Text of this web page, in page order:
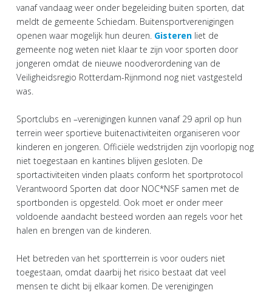
vanaf vandaag weer onder begeleiding buiten sporten, dat
meldt de gemeente Schiedam. Buitensportverenigingen
openen waar mogelijk hun deuren. Gisteren liet de
gemeente nog weten niet klaar te zijn voor sporten door
jongeren omdat de nieuwe noodverordening van de
Veiligheidsregio Rotterdam-Rijnmond nog niet vastgesteld
was.
Sportclubs en –verenigingen kunnen vanaf 29 april op hun
terrein weer sportieve buitenactiviteiten organiseren voor
kinderen en jongeren. Officiële wedstrijden zijn voorlopig nog
niet toegestaan en kantines blijven gesloten. De
sportactiviteiten vinden plaats conform het sportprotocol
Verantwoord Sporten dat door NOC*NSF samen met de
sportbonden is opgesteld. Ook moet er onder meer
voldoende aandacht besteed worden aan regels voor het
halen en brengen van de kinderen.
Het betreden van het sportterrein is voor ouders niet
toegestaan, omdat daarbij het risico bestaat dat veel
mensen te dicht bij elkaar komen. De verenigingen